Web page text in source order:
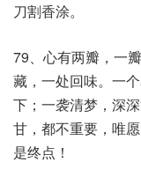
刀割香涂。
79、心有两瓣，一
藏，一处回味。一
下；一袭清梦，深
甘，都不重要，唯
是终点！